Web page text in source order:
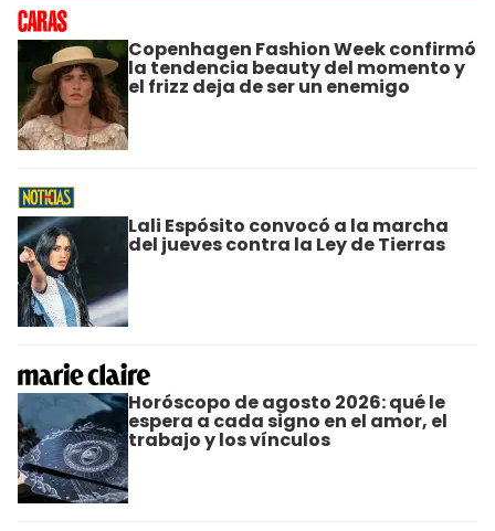
Copenhagen Fashion Week confirmó
la tendencia beauty del momento y
el frizz deja de ser un enemigo
Lali Espósito convocó a la marcha
del jueves contra la Ley de Tierras
Horóscopo de agosto 2026: qué le
espera a cada signo en el amor, el
trabajo y los vínculos